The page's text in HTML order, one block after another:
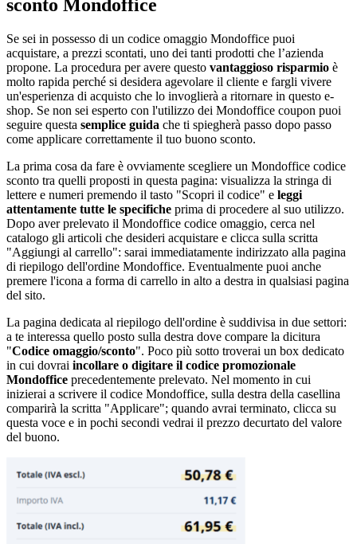
sconto Mondoffice
Se sei in possesso di un codice omaggio Mondoffice puoi
acquistare, a prezzi scontati, uno dei tanti prodotti che l’azienda
propone. La procedura per avere questo vantaggioso risparmio è
molto rapida perché si desidera agevolare il cliente e fargli vivere
un'esperienza di acquisto che lo invoglierà a ritornare in questo e-
shop. Se non sei esperto con l'utilizzo dei Mondoffice coupon puoi
seguire questa semplice guida che ti spiegherà passo dopo passo
come applicare correttamente il tuo buono sconto.
La prima cosa da fare è ovviamente scegliere un Mondoffice codice
sconto tra quelli proposti in questa pagina: visualizza la stringa di
lettere e numeri premendo il tasto "Scopri il codice" e leggi
attentamente tutte le specifiche prima di procedere al suo utilizzo.
Dopo aver prelevato il Mondoffice codice omaggio, cerca nel
catalogo gli articoli che desideri acquistare e clicca sulla scritta
"Aggiungi al carrello": sarai immediatamente indirizzato alla pagina
di riepilogo dell'ordine Mondoffice. Eventualmente puoi anche
premere l'icona a forma di carrello in alto a destra in qualsiasi pagina
del sito.
La pagina dedicata al riepilogo dell'ordine è suddivisa in due settori:
a te interessa quello posto sulla destra dove compare la dicitura
"Codice omaggio/sconto". Poco più sotto troverai un box dedicato
in cui dovrai incollare o digitare il codice promozionale
Mondoffice precedentemente prelevato. Nel momento in cui
inizierai a scrivere il codice Mondoffice, sulla destra della casellina
comparirà la scritta "Applicare"; quando avrai terminato, clicca su
questa voce e in pochi secondi vedrai il prezzo decurtato del valore
del buono.